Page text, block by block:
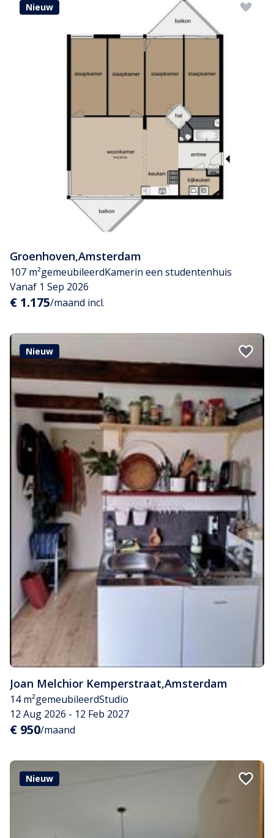
Nieuw
Groenhoven,Amsterdam
107 m²gemeubileerdKamerin een studentenhuis
Vanaf 1 Sep 2026
€ 1.175/maand incl.
Nieuw
Joan Melchior Kemperstraat,Amsterdam
14 m²gemeubileerdStudio
12 Aug 2026 - 12 Feb 2027
€ 950/maand
Nieuw